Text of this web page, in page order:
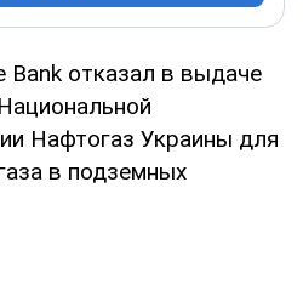
Bank отказал в выдаче
Нафтогаз Украины для
в подземных